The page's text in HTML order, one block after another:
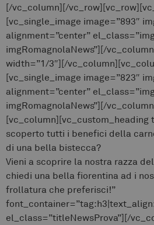
[/vc_column][/
[vc_single_image image=”893″
alignment=”center”
imgRomagnolaNews”][/
width=”1/3″][/
[vc_single_image image=”823″
alignment=”center”
imgRomagnolaNews”][/
[vc_column][vc_custom_heading
scoperto tutti i benefici della
di una bella bistecca?
Vieni a scoprire la nostra razza
chiedi una bella fiorentina ad i
frollatura che preferisci!”
el_class=”titleNewsProva”][/